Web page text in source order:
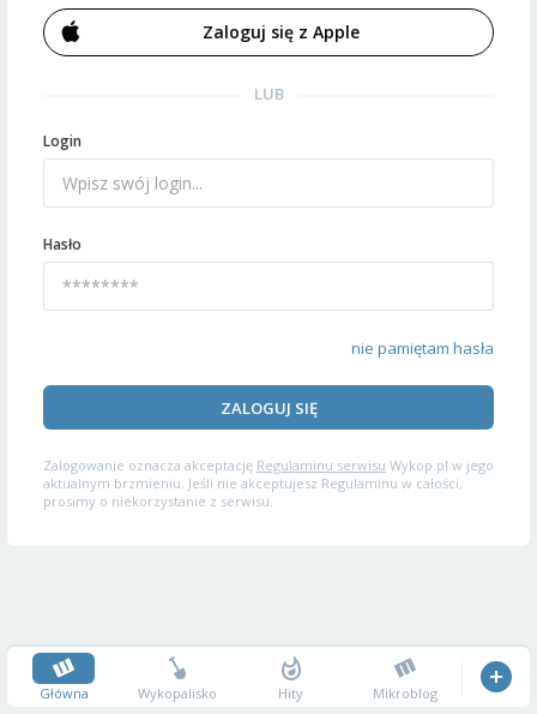
Zaloguj się z Apple
LUB
Login
Hasło
nie pamiętam hasła
ZALOGUJ SIĘ
Zalogowanie oznacza akceptację Regulaminu serwisu Wykop.pl w jego
aktualnym brzmieniu. Jeśli nie akceptujesz Regulaminu w całości,
prosimy o niekorzystanie z serwisu.
Główna Wykopalisko Hity Mikroblog